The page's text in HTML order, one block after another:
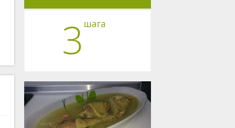
3 шага